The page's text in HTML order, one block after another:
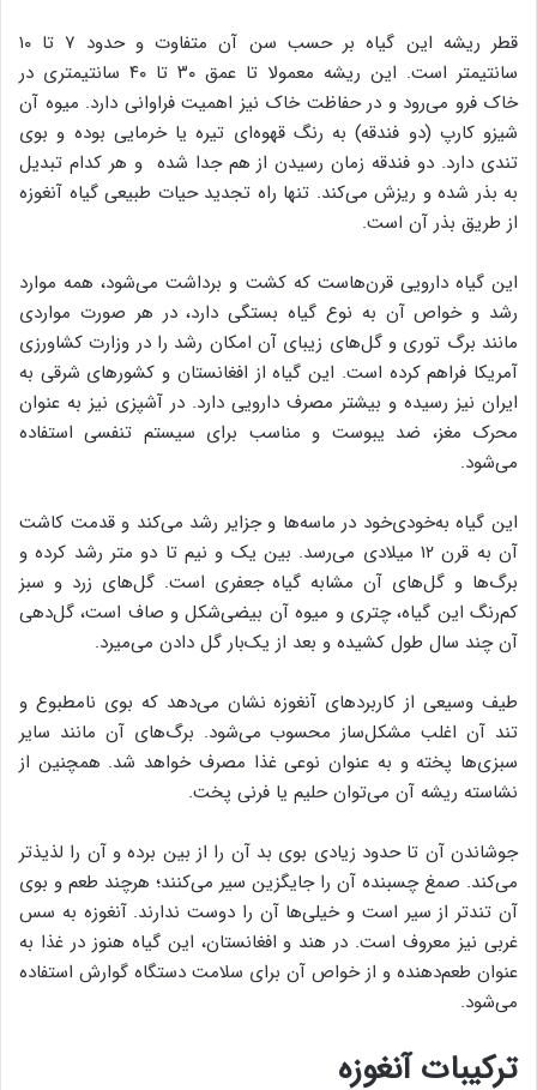
قطر ریشه این گیاه بر حسب سن آن متفاوت و حدود ۷ تا ۱۰
سانتیمتر است. این ریشه معمولا تا عمق ۳۰ تا ۴۰ سانتیمتری در
خاک فرو می‌رود و در حفاظت خاک نیز اهمیت فراوانی دارد. میوه آن
شیزو کارپ (دو فندقه) به رنگ قهوه‌ای تیره یا خرمایی بوده و بوی
تندی دارد. دو فندقه زمان رسیدن از هم جدا شده و هر کدام تبدیل
به بذر شده و ریزش می‌کند. تنها راه تجدید حیات طبیعی گیاه آنغوزه
از طریق بذر آن است.
این گیاه دارویی قرن‌هاست که کشت و برداشت می‌شود، همه موارد
رشد و خواص آن به نوع گیاه بستگی دارد، در هر صورت مواردی
مانند برگ توری و گل‌های زیبای آن امکان رشد را در وزارت کشاورزی
آمریکا فراهم کرده است. این گیاه از افغانستان و کشورهای شرقی به
ایران نیز رسیده و بیشتر مصرف دارویی دارد. در آشپزی نیز به عنوان
محرک مغز، ضد یبوست و مناسب برای سیستم تنفسی استفاده
می‌شود.
این گیاه به‌خودی‌خود در ماسه‌ها و جزایر رشد می‌کند و قدمت کاشت
آن به قرن ۱۲ میلادی می‌رسد. بین یک و نیم تا دو متر رشد کرده و
برگ‌ها و گل‌های آن مشابه گیاه جعفری است. گل‌های زرد و سبز
کم‌رنگ این گیاه، چتری و میوه آن بیضی‌شکل و صاف است، گل‌دهی
آن چند سال طول کشیده و بعد از یک‌بار گل دادن می‌میرد.
طیف وسیعی از کاربردهای آنغوزه نشان می‌دهد که بوی نامطبوع و
تند آن اغلب مشکل‌ساز محسوب می‌شود. برگ‌های آن مانند سایر
سبزی‌ها پخته و به عنوان نوعی غذا مصرف خواهد شد. همچنین از
نشاسته ریشه آن می‌توان حلیم یا فرنی پخت.
جوشاندن آن تا حدود زیادی بوی بد آن را از بین ‌برده و آن را لذیذتر
می‌کند. صمغ چسبنده آن را جایگزین سیر می‌کنند؛ هرچند طعم و بوی
آن تندتر از سیر است و خیلی‌ها آن را دوست ندارند. آنغوزه به سس
غربی نیز معروف است. در هند و افغانستان، این گیاه هنوز در غذا به
عنوان طعم‌دهنده و از خواص آن برای سلامت دستگاه گوارش استفاده
می‌شود.
ترکیبات آنغوزه